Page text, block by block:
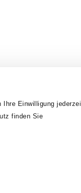
Ihre Einwilligung
finden Sie